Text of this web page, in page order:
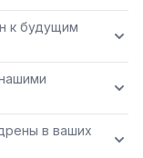
к будущим
в ваших